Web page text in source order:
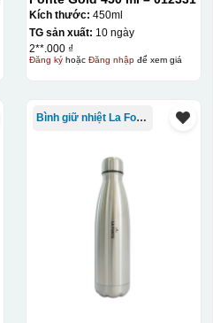
Kích thước: 450ml
TG sản xuất: 10 ngày
2**.000 ₫
Đăng kýhoặc Đăng nhậpđể xem giá
Bình giữ nhiệt La Fonte